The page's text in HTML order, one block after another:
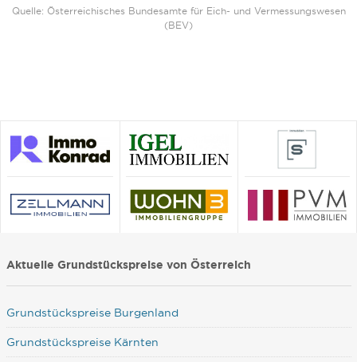
Quelle: Österreichisches Bundesamte für Eich- und Vermessungswesen
(BEV)
Aktuelle Grundstückspreise von Österreich
Grundstückspreise Burgenland
Grundstückspreise Kärnten